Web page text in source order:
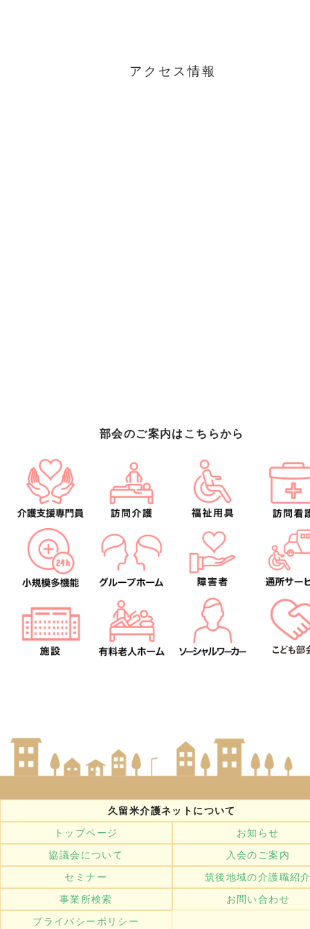
アクセス情報
部会のご案内はこちらから
久留米介護ネットについて
トップページ
お知らせ
協議会について
入会のご案内
セミナー
筑後地域の介護職紹
事業所検索
お問い合わせ
プライバシーポリシー